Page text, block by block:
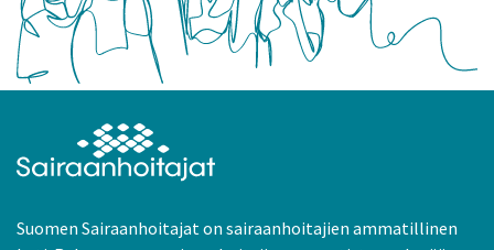
Suomen Sairaanhoitajat on sairaanhoitajien ammatillinen